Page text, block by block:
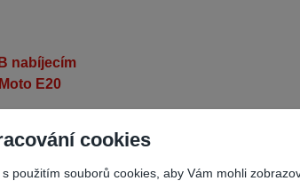
cookies
použitím souborů cookies, aby Vám mohli